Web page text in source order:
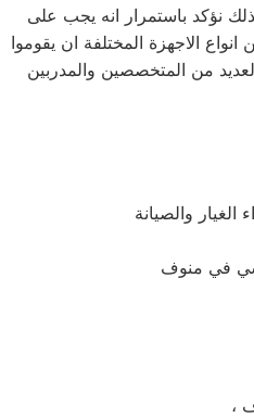
نؤكد باستمرار انه يجب على
الاجهزة المختلفة ان يقوموا
من المتخصصين والمدربين
في منوف
،